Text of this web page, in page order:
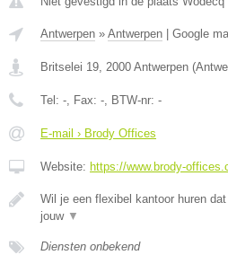
Antwerpen » Antwerpen Google
Britselei 19, 2000 Antwerpen (
Tel: -, Fax: -, BTW-nr: -
E-mail › Brody Offices
Website: https://www.brody-
Wil je een flexibel kantoor huren
jouw ▼
Diensten onbekend